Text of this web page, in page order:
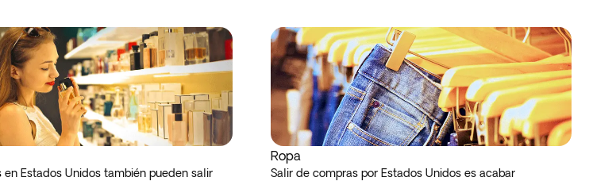
en Estados Unidos también pueden salir
Ropa
Salir de compras por Estados Unidos es acabar